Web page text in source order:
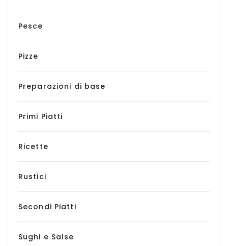
Pesce
Pizze
Preparazioni di base
Primi Piatti
Ricette
Rustici
Secondi Piatti
Sughi e Salse